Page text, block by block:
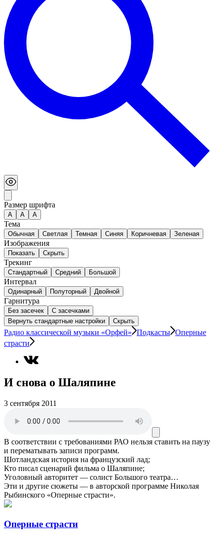
Размер шрифта
А A A
Тема
Обычная Светлая Темная Синяя Коричневая Зеленая
Изображения
Показать Скрыть
Трекинг
Стандартный Средний Большой
Интервал
Одинарный Полуторный Двойной
Гарнитура
Без засечек
С засечками
Вернуть стандартные настройки
Скрыть
Радио классической музыки «Орфей» Подкасты Оперные
страсти
И снова о Шаляпине
3 сентября 2011
В соответствии с требованиями РАО нельзя ставить на паузу
и перематывать записи программ.
Шотландская история на французский лад;
Кто писал сценарий фильма о Шаляпине;
Уголовный авторитет — солист Большого театра…
Эти и другие сюжеты — в авторской программе Николая
Рыбинского «Оперные страсти».
Оперные страсти